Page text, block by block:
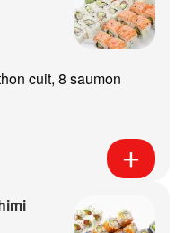
cuit, 8 saumon